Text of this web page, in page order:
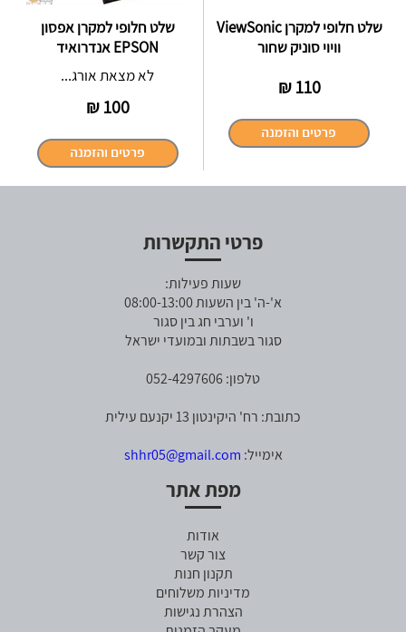
שלט חלופי למקרן ViewSonic
וויוי סוניק שחור
110
₪
שלט חלופי למקרן אפסון
EPSON אנדרואיד
לא מצאת אורג...
100
₪
פרטי התקשרות
שעות פעילות:
א'-ה' בין השעות 08:00-13:00
ו' וערבי חג בין סגור
סגור בשבתות ובמועדי ישראל
טלפון: 052-4297606
כתובת: רח' היקינטון 13 יקנעם עילית
אימייל: shhr05@gmail.com
מפת אתר
אודות
צור קשר
תקנון חנות
מדיניות משלוחים
הצהרת נגישות